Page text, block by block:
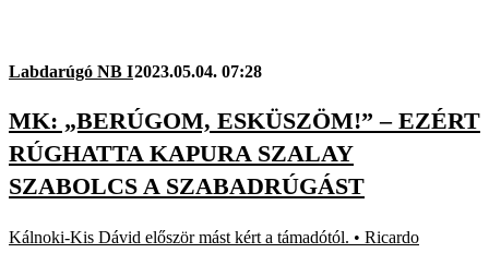
Labdarúgó NB I2023.05.04. 07:28
MK: „BERÚGOM, ESKÜSZÖM!” – EZÉRT
RÚGHATTA KAPURA SZALAY
SZABOLCS A SZABADRÚGÁST
Kálnoki-Kis Dávid először mást kért a támadótól. • Ricardo